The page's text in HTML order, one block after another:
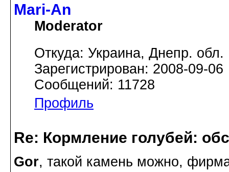
Mari-An
Moderator
Откуда: Украина, Днепр. обл.
Зарегистрирован: 2008-09-06
Сообщений: 11728
Профиль
Re: Кормление голубей:
Gor, такой камень можно,